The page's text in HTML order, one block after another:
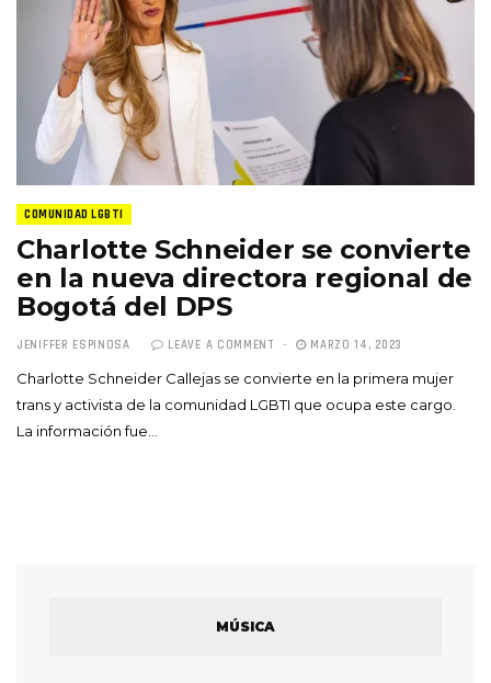
COMUNIDAD LGBTI
Charlotte Schneider se convierte
en la nueva directora regional de
Bogotá del DPS
JENIFFER ESPINOSA LEAVE A COMMENT MARZO 14, 2023
Charlotte Schneider Callejas se convierte en la primera mujer
trans y activista de la comunidad LGBTI que ocupa este cargo.
La información fue…
MÚSICA